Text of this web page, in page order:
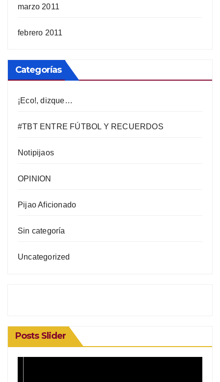
marzo 2011
febrero 2011
Categorías
¡Eco!, dizque…
#TBT ENTRE FÚTBOL Y RECUERDOS
Notipijaos
OPINION
Pijao Aficionado
Sin categoría
Uncategorized
Posts Slider